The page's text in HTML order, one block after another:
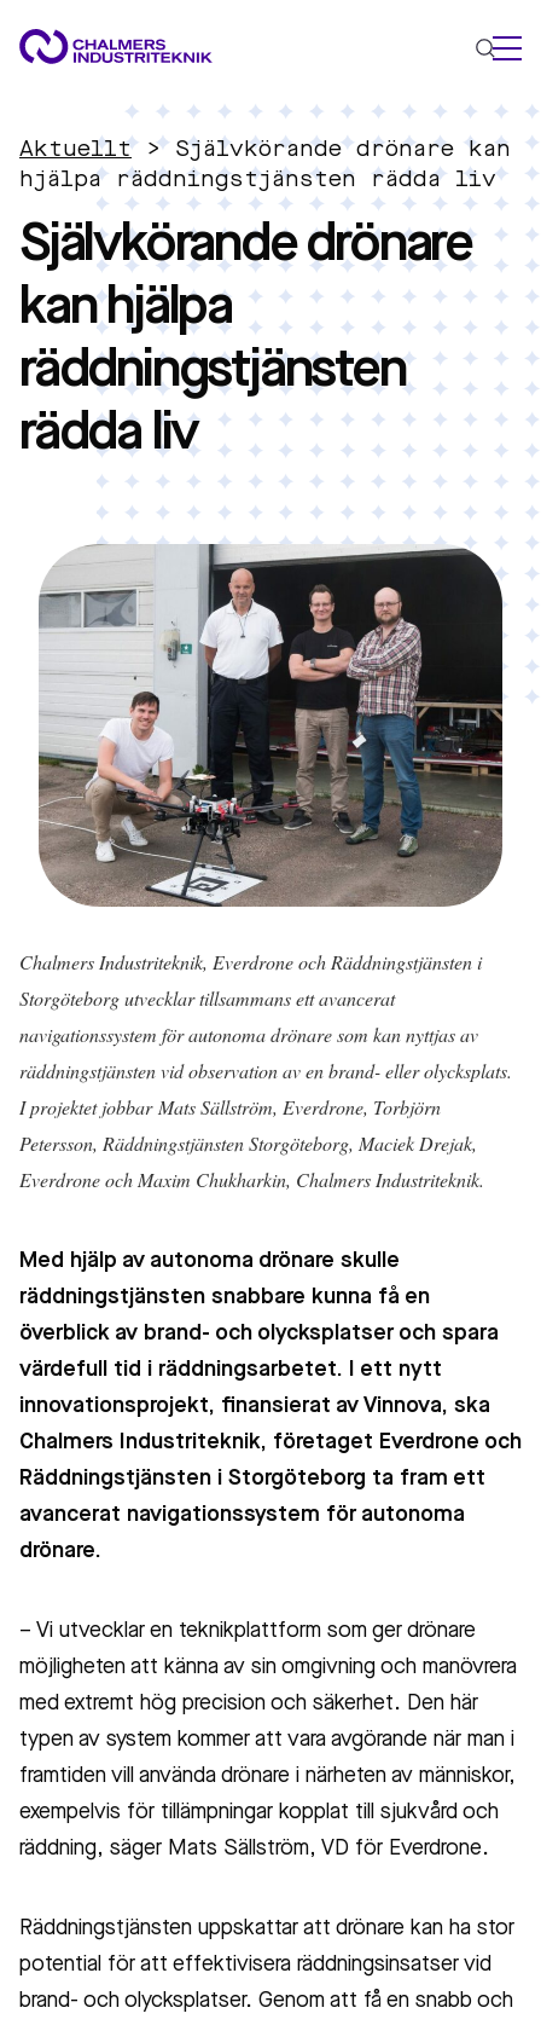
VAD VI GÖR
VÅRA EXPERTOMRÅDEN
Cirkulär ekonomi
Energi
Innovationsledning
Material
Tillämpad AI
AKTUELLT
OM OSS
KONTAKTA OSS
Aktuellt> Självkörande drönare kan
hjälpa räddningstjänsten rädda liv
Självkörande drönare
kan hjälpa
räddningstjänsten
rädda liv
Chalmers Industriteknik, Everdrone och Räddningstjänsten i
Storgöteborg utvecklar tillsammans ett avancerat
navigationssystem för autonoma drönare som kan nyttjas av
räddningstjänsten vid observation av en brand- eller olycksplats.
I projektet jobbar Mats Sällström, Everdrone, Torbjörn
Petersson, Räddningstjänsten Storgöteborg, Maciek Drejak,
Everdrone och Maxim Chukharkin, Chalmers Industriteknik.
Med hjälp av autonoma drönare skulle
räddningstjänsten snabbare kunna få en
överblick av brand- och olycksplatser och spara
värdefull tid i räddningsarbetet. I ett nytt
innovationsprojekt, finansierat av Vinnova, ska
Chalmers Industriteknik, företaget Everdrone och
Räddningstjänsten i Storgöteborg ta fram ett
avancerat navigationssystem för autonoma
drönare.
– Vi utvecklar en teknikplattform som ger drönare
möjligheten att känna av sin omgivning och manövrera
med extremt hög precision och säkerhet. Den här
typen av system kommer att vara avgörande när man i
framtiden vill använda drönare i närheten av människor,
exempelvis för tillämpningar kopplat till sjukvård och
räddning, säger Mats Sällström, VD för Everdrone.
Räddningstjänsten uppskattar att drönare kan ha stor
potential för att effektivisera räddningsinsatser vid
brand- och olycksplatser. Genom att få en snabb och